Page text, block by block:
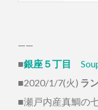
——
■銀座５丁目
■2020/1/7(火) ラ
■瀬戸内産真鯛の